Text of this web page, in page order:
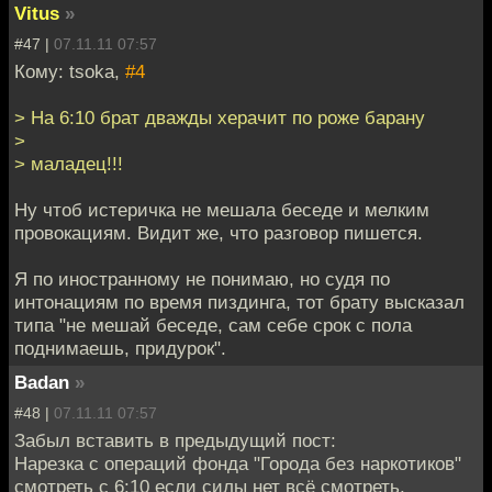
Vitus »
#47 | 07.11.11 07:57
Кому: tsoka, #4
> На 6:10 брат дважды херачит по роже барану
>
> маладец!!!
Ну чтоб истеричка не мешала беседе и мелким
провокациям. Видит же, что разговор пишется.
Я по иностранному не понимаю, но судя по
интонациям по время пиздинга, тот брату высказал
типа "не мешай беседе, сам себе срок с пола
поднимаешь, придурок".
Badan »
#48 | 07.11.11 07:57
Забыл вставить в предыдущий пост:
Нарезка с операций фонда "Города без наркотиков"
смотреть с 6:10 если силы нет всё смотреть.